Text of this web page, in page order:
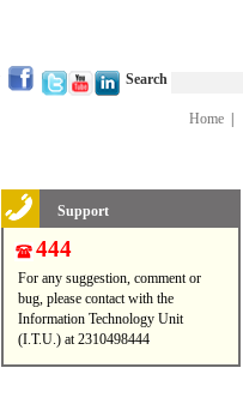
Search
Home
Support
444
For any suggestion, comment or
bug, please contact with the
Information Technology Unit
(I.T.U.) at 2310498444